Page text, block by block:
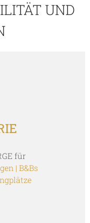
UND
für
| B&Bs